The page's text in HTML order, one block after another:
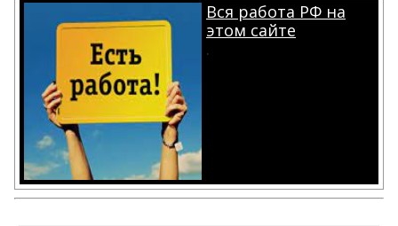
Вся работа РФ на
этом сайте
.